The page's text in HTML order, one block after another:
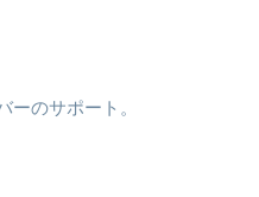
ーのサポート。